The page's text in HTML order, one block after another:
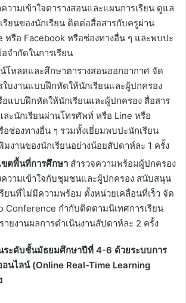
วามเข้าใจตารางสอนและแผนการเรียน ดูแล
รียนของนักเรียน ติดต่อสื่อสารกับครูผ่าน
หรือ Facebook หรือช่องทางอื่น ๆ และพบปะ
จำกัดในการเรียน
โหลดและศึกษาตารางสอนออกอากาศ จัด
ใบงานแบบฝึกหัดให้นักเรียนและผู้ปกครอง
แบบฝึกหัดให้นักเรียนและผู้ปกครอง สื่อสาร
ะนักเรียนผ่านโทรศัพท์ หรือ Line หรือ
อช่องทางอื่น ๆ รวมทั้งเยี่ยมพบปะนักเรียน
งานของนักเรียนอย่างน้อยสัปดาห์ละ 1 ครั้ง
ขตพื้นที่การศึกษา สำรวจความพร้อมผู้ปกครอง
ความเข้าใจกับชุมชนและผู้ปกครอง สนับสนุน
ยนที่ไม่มีความพร้อม ตั้งหน่วยเคลื่อนที่เร็ว จัด
Conference กำกับติดตามนิเทศการเรียน
ายงานผลการดำเนินงานสัปดาห์ละ 2 ครั้ง
ระดับชั้นมัธยมศึกษาปีที่ 4-6 ด้วยระบบการ
นไลน์ (Online Real-Time Learning